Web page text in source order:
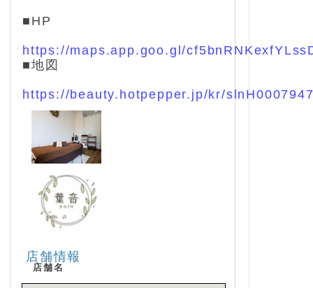
■HP
https://maps.app.goo.gl/
■地図
https://beauty.hotpepper.jp/kr/
店舗情報
店舗名